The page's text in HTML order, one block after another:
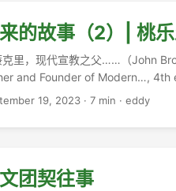
的故事（2）| 桃
克里，现代宣教之父……（John
and Founder of Modern…, 4th
无知、对丈夫的崇高目标完全无
19, 2023 · 7 min · eddy
团契往事